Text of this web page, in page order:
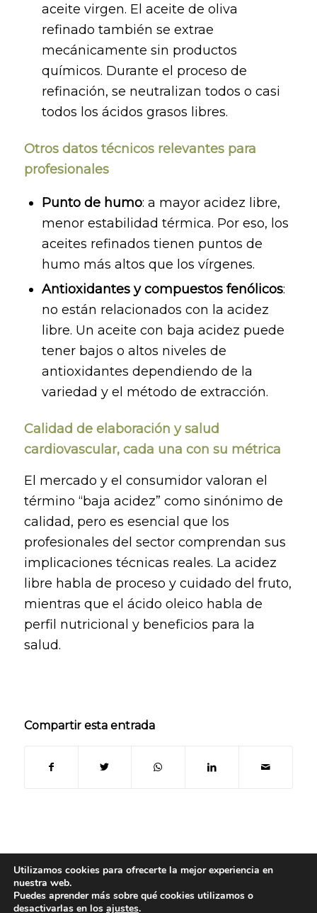
aceite virgen. El aceite de oliva
refinado también se extrae
mecánicamente sin productos
químicos. Durante el proceso de
refinación, se neutralizan todos o casi
todos los ácidos grasos libres.
Otros datos técnicos relevantes para
profesionales
Punto de humo: a mayor acidez libre,
menor estabilidad térmica. Por eso, los
aceites refinados tienen puntos de
humo más altos que los vírgenes.
Antioxidantes y compuestos fenólicos:
no están relacionados con la acidez
libre. Un aceite con baja acidez puede
tener bajos o altos niveles de
antioxidantes dependiendo de la
variedad y el método de extracción.
Calidad de elaboración y salud
cardiovascular, cada una con su métrica
El mercado y el consumidor valoran el
término “baja acidez” como sinónimo de
calidad, pero es esencial que los
profesionales del sector comprendan sus
implicaciones técnicas reales. La acidez
libre habla de proceso y cuidado del fruto,
mientras que el ácido oleico habla de
perfil nutricional y beneficios para la
salud.
Compartir esta entrada
© Copyright 2024- Oleoteca | Todos los derechos reservados -
Utilizamos cookies para ofrecerte la mejor experiencia en
nuestra web.
Puedes aprender más sobre qué cookies utilizamos o
desactivarlas en los ajustes.